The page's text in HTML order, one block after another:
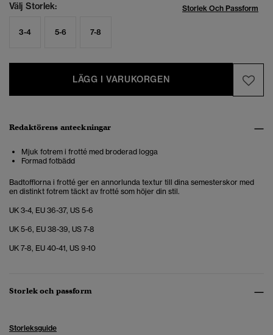
Välj Storlek: Storlek Och Passform
3-4 5-6 7-8
LÄGG I VARUKORGEN
Redaktörens anteckningar
Mjuk fotrem i frotté med broderad logga
Formad fotbädd
Badtofflorna i frotté ger en annorlunda textur till dina semesterskor med
en distinkt fotrem täckt av frotté som höjer din stil.
UK 3-4, EU 36-37, US 5-6
UK 5-6, EU 38-39, US 7-8
UK 7-8, EU 40-41, US 9-10
Storlek och passform
Storleksguide